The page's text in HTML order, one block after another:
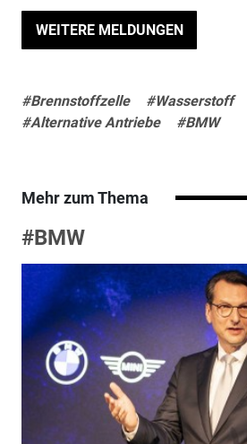
WEITERE MELDUNGEN
#Brennstoffzelle
#Wasserstoff
#Alternative Antriebe
#BMW
Mehr zum Thema
#BMW